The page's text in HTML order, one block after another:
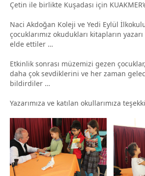
Çetin ile birlikte Kuşadası için
Naci Akdoğan Koleji ve Yedi Eylül
çocuklarımız okudukları kitapların
elde ettiler …
Etkinlik sonrası müzemizi gezen çocuklar,
daha çok sevdiklerini ve her zaman
bildirdiler …
Yazarımıza ve katılan okullarımıza